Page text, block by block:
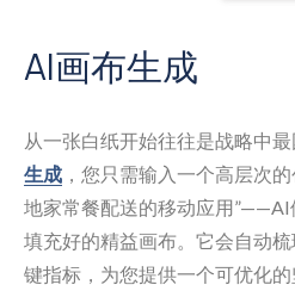
AI画布生成
从一张白纸开始往往是战略中
生成 ，您只需输入一个高层次
地家常餐配送的移动应用”——AI
填充好的精益画布。它会自动
键指标，为您提供一个可优化